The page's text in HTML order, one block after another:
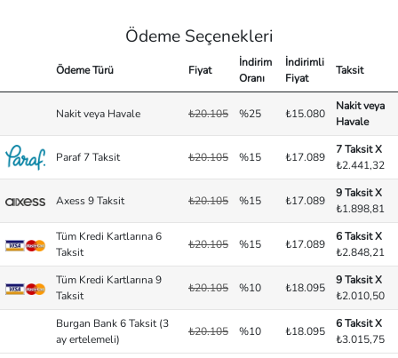
Ödeme Seçenekleri
Ödeme Türü Fiyat
İndirim
Oranı
İndirimli
Fiyat
Taksit
Nakit veya Havale ₺20.105 %25 ₺15.080
Nakit veya
Havale
Paraf 7 Taksit ₺20.105 %15 ₺17.089
7 Taksit X
₺2.441,32
Axess 9 Taksit ₺20.105 %15 ₺17.089
9 Taksit X
₺1.898,81
Tüm Kredi Kartlarına 6
Taksit
₺20.105 %15 ₺17.089
6 Taksit X
₺2.848,21
Tüm Kredi Kartlarına 9
Taksit
₺20.105 %10 ₺18.095
9 Taksit X
₺2.010,50
Burgan Bank 6 Taksit (3
ay ertelemeli)
₺20.105 %10 ₺18.095
6 Taksit X
₺3.015,75